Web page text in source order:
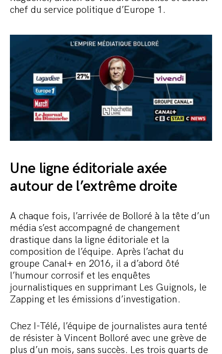
chef du service politique d’Europe 1.
Une ligne éditoriale axée
autour de l’extrême droite
A chaque fois, l’arrivée de Bolloré à la tête d’un
média s’est accompagné de changement
drastique dans la ligne éditoriale et la
composition de l’équipe. Après l’achat du
groupe Canal+ en 2016, il a d’abord ôté
l’humour corrosif et les enquêtes
journalistiques en supprimant Les Guignols, le
Zapping et les émissions d’investigation.
Chez I-Télé, l’équipe de journalistes aura tenté
de résister à Vincent Bolloré avec une grève de
plus d’un mois, sans succès. Les trois quarts de